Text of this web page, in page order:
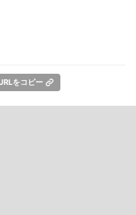
をコピー